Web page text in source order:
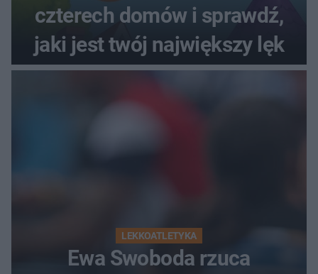
czterech domów i sprawdź,
jaki jest twój największy lęk
LEKKOATLETYKA
Ewa Swoboda rzuca